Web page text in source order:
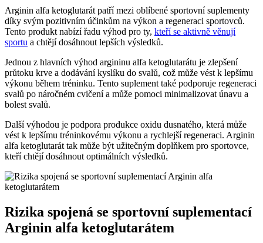
Arginin alfa ketoglutarát patří mezi oblíbené sportovní suplementy
díky svým pozitivním účinkům na výkon a regeneraci sportovců.
Tento produkt nabízí řadu výhod pro ty, kteří se aktivně věnují
sportu a chtějí dosáhnout lepších výsledků.
Jednou z hlavních výhod argininu alfa ketoglutarátu je zlepšení
průtoku krve a dodávání kyslíku do svalů, což může vést k lepšímu
výkonu během tréninku. Tento suplement také podporuje regeneraci
svalů po náročném cvičení a může pomoci minimalizovat únavu a
bolest svalů.
Další výhodou je podpora produkce oxidu dusnatého, která může
vést k lepšímu tréninkovému výkonu a rychlejší regeneraci. Arginin
alfa ketoglutarát tak může být užitečným doplňkem pro sportovce,
kteří chtějí dosáhnout optimálních výsledků.
Rizika spojená se sportovní suplementací
Arginin alfa ketoglutarátem